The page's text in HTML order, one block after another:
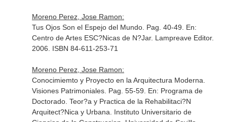
Moreno Perez, Jose Ramon:
Tus Ojos Son el Espejo del Mundo. Pag. 40-49. En:
Centro de Artes ESC?Nicas de N?Jar. Lampreave Editor.
2006. ISBN 84-611-253-71
Moreno Perez, Jose Ramon:
Conocimiemto y Proyecto en la Arquitectura Moderna.
Visiones Patrimoniales. Pag. 55-59. En: Programa de
Doctorado. Teor?a y Practica de la Rehabilitaci?N
Arquitect?Nica y Urbana . Instituto Universitario de